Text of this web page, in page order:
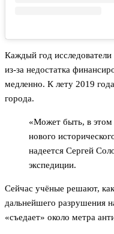
Каждый год
из-за недостатка
медленно. К лету 2019
города.
«Может быть, в
нового
надеется Сергей
экспедиции.
Сейчас учёные решают,
дальнейшего разрушения
«съедает» около метра